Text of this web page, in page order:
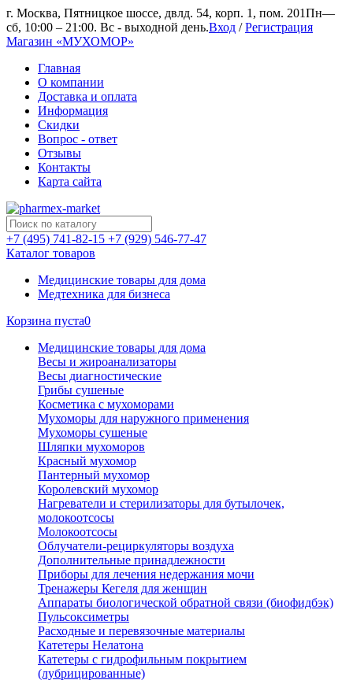
г. Москва, Пятницкое шоссе, двлд. 54, корп. 1, пом. 201Пн—
сб, 10:00 – 21:00. Вс - выходной день.Вход /Регистрация
Магазин «МУХОМОР»
Главная
О компании
Доставка и оплата
Информация
Скидки
Вопрос - ответ
Отзывы
Контакты
Карта сайта
+7 (495) 741-82-15 +7 (929) 546-77-47
Каталог товаров
Медицинские товары для дома
Медтехника для бизнеса
Корзина пуста0
Медицинские товары для дома
Весы и жироанализаторы
Весы диагностические
Грибы сушеные
Косметика с мухоморами
Мухоморы для наружного применения
Мухоморы сушеные
Шляпки мухоморов
Красный мухомор
Пантерный мухомор
Королевский мухомор
Нагреватели и стерилизаторы для бутылочек,
молокоотсосы
Молокоотсосы
Облучатели-рециркуляторы воздуха
Дополнительные принадлежности
Приборы для лечения недержания мочи
Тренажеры Кегеля для женщин
Аппараты биологической обратной связи (биофидбэк)
Пульсоксиметры
Расходные и перевязочные материалы
Катетеры Нелатона
Катетеры с гидрофильным покрытием
(лубрицированные)